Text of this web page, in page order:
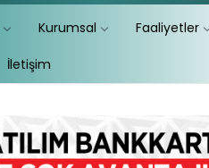
Kurumsal Faaliyetler
İletişim